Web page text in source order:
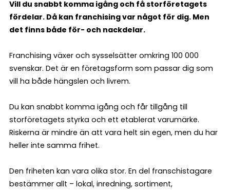
Vill du snabbt komma igång och få storföretagets
fördelar. Då kan franchising var något för dig. Men
det finns både för- och nackdelar.
Franchising växer och sysselsätter omkring 100 000
svenskar. Det är en företagsform som passar dig som
vill ha både hängslen och livrem.
Du kan snabbt komma igång och får tillgång till
storföretagets styrka och ett etablerat varumärke.
Riskerna är mindre än att vara helt sin egen, men du har
heller inte samma frihet.
Den friheten kan vara olika stor. En del franschistagare
bestämmer allt – lokal, inredning, sortiment,